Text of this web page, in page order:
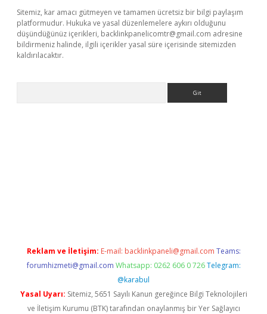
Sitemiz, kar amacı gütmeyen ve tamamen ücretsiz bir bilgi paylaşım
platformudur. Hukuka ve yasal düzenlemelere aykırı olduğunu
düşündüğünüz içerikleri, backlinkpanelicomtr@gmail.com adresine
bildirmeniz halinde, ilgili içerikler yasal süre içerisinde sitemizden
kaldırılacaktır.
Reklam ve İletişim: E-mail: backlinkpaneli@gmail.com Teams:
forumhizmeti@gmail.com Whatsapp: 0262 606 0 726 Telegram:
@karabul
Yasal Uyarı: Sitemiz, 5651 Sayılı Kanun gereğince Bilgi Teknolojileri
ve İletişim Kurumu (BTK) tarafından onaylanmış bir Yer Sağlayıcı